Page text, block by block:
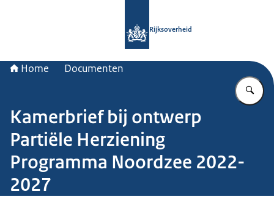
Rijksoverheid
Home Documenten
Kamerbrief bij ontwerp
Partiële Herziening
Programma Noordzee 2022-
2027